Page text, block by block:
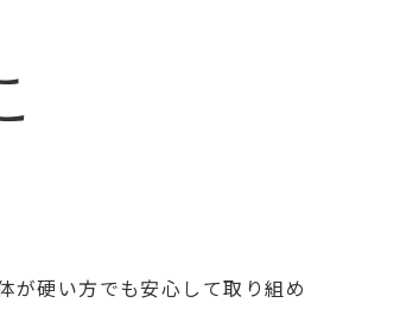
が硬い方でも安心して取り組め